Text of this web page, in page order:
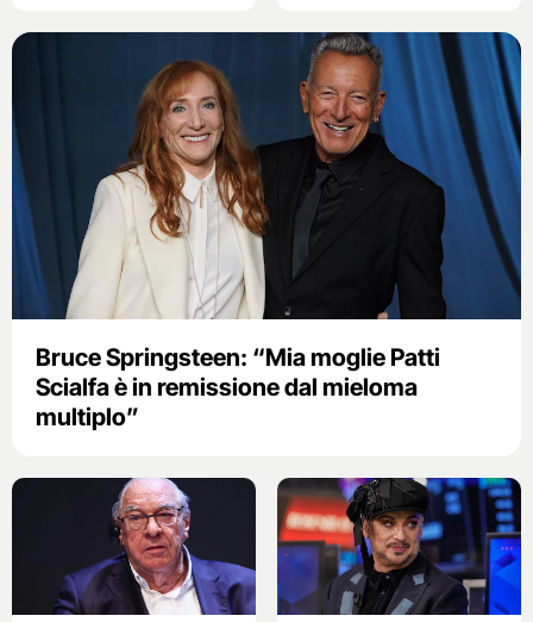
Bruce Springsteen: “Mia moglie Patti
Scialfa è in remissione dal mieloma
multiplo”